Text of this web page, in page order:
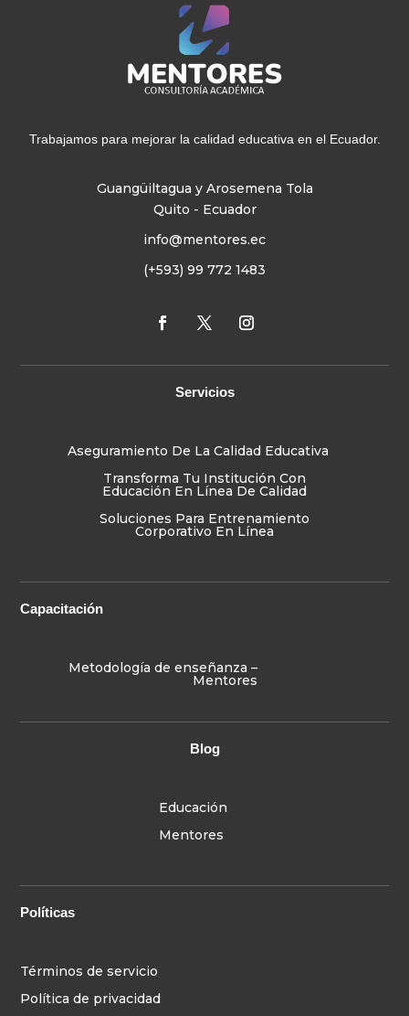
Trabajamos para mejorar la calidad educativa en el Ecuador.
Guangüiltagua y Arosemena Tola
Quito - Ecuador
info@mentores.ec
(+593) 99 772 1483
Servicios
Aseguramiento De La Calidad Educativa
Transforma Tu Institución Con
Educación En Línea De Calidad
Soluciones Para Entrenamiento
Corporativo En Línea
Capacitación
Metodología de enseñanza –
Mentores
Blog
Educación
Mentores
Políticas
Términos de servicio
Política de privacidad